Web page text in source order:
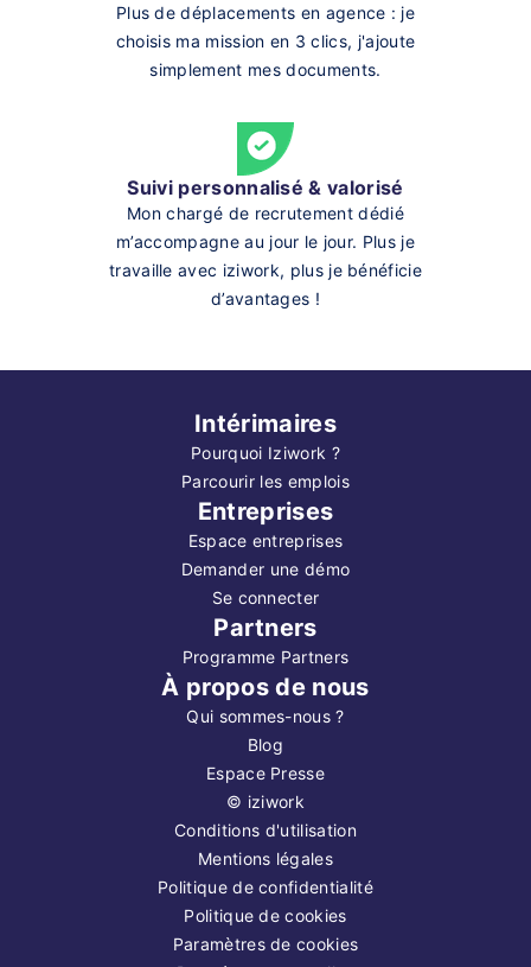
Plus de déplacements en agence : je
choisis ma mission en 3 clics, j'ajoute
simplement mes documents.
Suivi personnalisé & valorisé
Mon chargé de recrutement dédié
m’accompagne au jour le jour. Plus je
travaille avec iziwork, plus je bénéficie
d’avantages !
Intérimaires
Pourquoi Iziwork ?
Parcourir les emplois
Entreprises
Espace entreprises
Demander une démo
Se connecter
Partners
Programme Partners
À propos de nous
Qui sommes-nous ?
Blog
Espace Presse
© iziwork
Conditions d'utilisation
Mentions légales
Politique de confidentialité
Politique de cookies
Paramètres de cookies